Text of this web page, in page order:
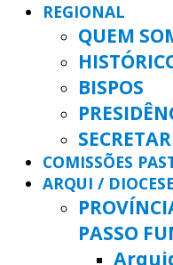
REGIONAL
QUEM
BISPOS
COMISSÕES
ARQUI /
PASSO